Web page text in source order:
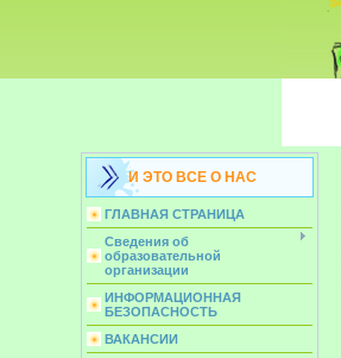
И ЭТО ВСЕ О НАС
ГЛАВНАЯ СТРАНИЦА
Сведения об
образовательной
организации
ИНФОРМАЦИОННАЯ
БЕЗОПАСНОСТЬ
ВАКАНСИИ